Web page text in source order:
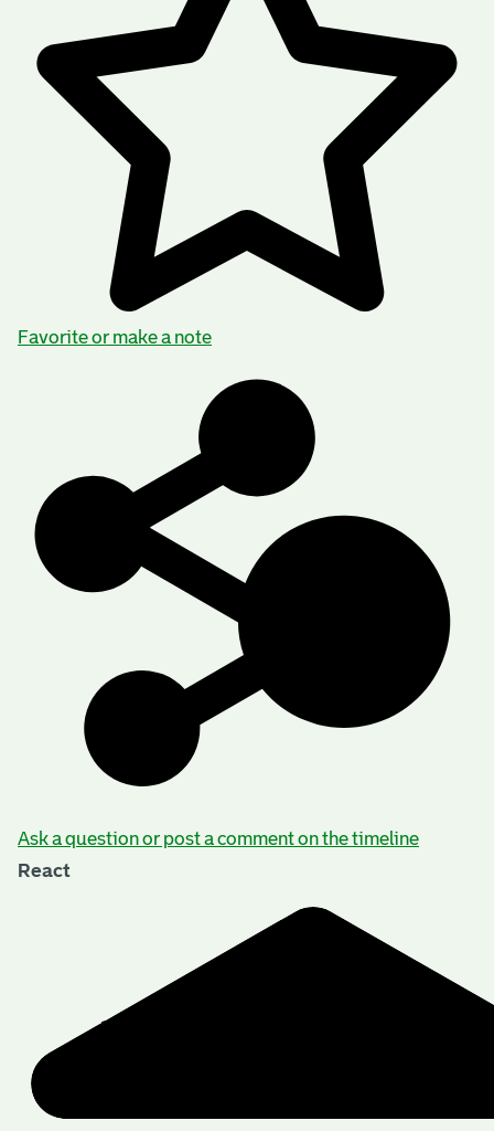
Favorite or make a note
Ask a question or post a comment on the timeline
React